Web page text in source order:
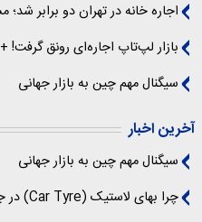
اجاره خانه در تهران دو برابر
بازار لپ‌تاپ اجاره‌ای رونق
سیگنال‌ مهم چین به بازار جهانی
آخرین اخبار
سیگنال‌ مهم چین به بازار جهانی
چرا بهای لاستیک (Car Tyre) در جهان بالا می‌برد؟